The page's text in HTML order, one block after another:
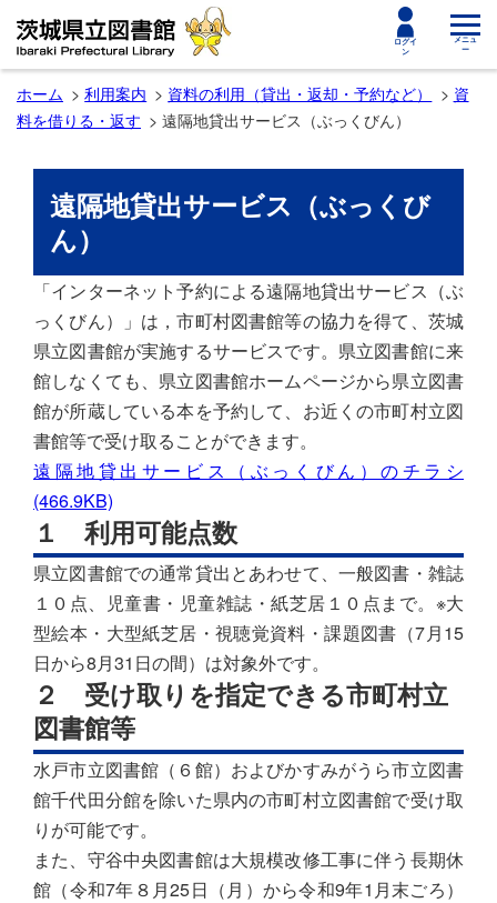
ログイ
ン
toggle
メニュ
ー
ホーム 利用案内 資料の利用（貸出・返却・予約など）
資
料を借りる・返す
遠隔地貸出サービス（ぶっくびん）
遠隔地貸出サービス（ぶっくび
ん）
「インターネット予約による遠隔地貸出サービス（ぶ
っくびん）」は，市町村図書館等の協力を得て、茨城
県立図書館が実施するサービスです。県立図書館に来
館しなくても、県立図書館ホームページから県立図書
館が所蔵している本を予約して、お近くの市町村立図
書館等で受け取ることができます。
遠隔地貸出サービス（ぶっくびん）のチラシ
(466.9KB)
１ 利用可能点数
県立図書館での通常貸出とあわせて、一般図書・雑誌
１０点、児童書・児童雑誌・紙芝居１０点まで。※大
型絵本・大型紙芝居・視聴覚資料・課題図書（7月15
日から8月31日の間）は対象外です。
２ 受け取りを指定できる市町村立
図書館等
水戸市立図書館（６館）およびかすみがうら市立図書
館千代田分館を除いた県内の市町村立図書館で受け取
りが可能です。
また、守谷中央図書館は大規模改修工事に伴う長期休
館（令和7年８月25日（月）から令和9年1 月末ごろ）